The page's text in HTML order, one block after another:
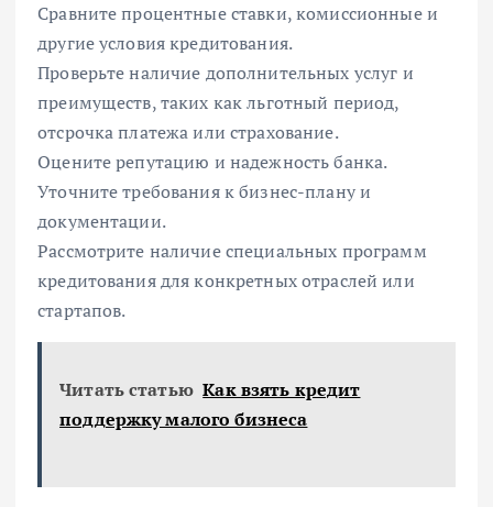
Сравните процентные ставки, комиссионные и
другие условия кредитования.
Проверьте наличие дополнительных услуг и
преимуществ, таких как льготный период,
отсрочка платежа или страхование.
Оцените репутацию и надежность банка.
Уточните требования к бизнес-плану и
документации.
Рассмотрите наличие специальных программ
кредитования для конкретных отраслей или
стартапов.
Читать статью Как взять кредит
поддержку малого бизнеса